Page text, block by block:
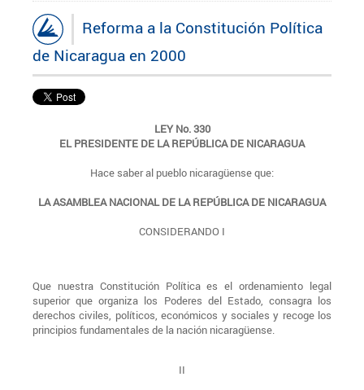
Reforma a la Constitución Política
de Nicaragua en 2000
LEY No. 330
EL PRESIDENTE DE LA REPÚBLICA DE NICARAGUA
Hace saber al pueblo nicaragüense que:
LA ASAMBLEA NACIONAL DE LA REPÚBLICA DE NICARAGUA
CONSIDERANDO I
Que nuestra Constitución Política es el ordenamiento legal
superior que organiza los Poderes del Estado, consagra los
derechos civiles, políticos, económicos y sociales y recoge los
principios fundamentales de la nación nicaragüense.
II